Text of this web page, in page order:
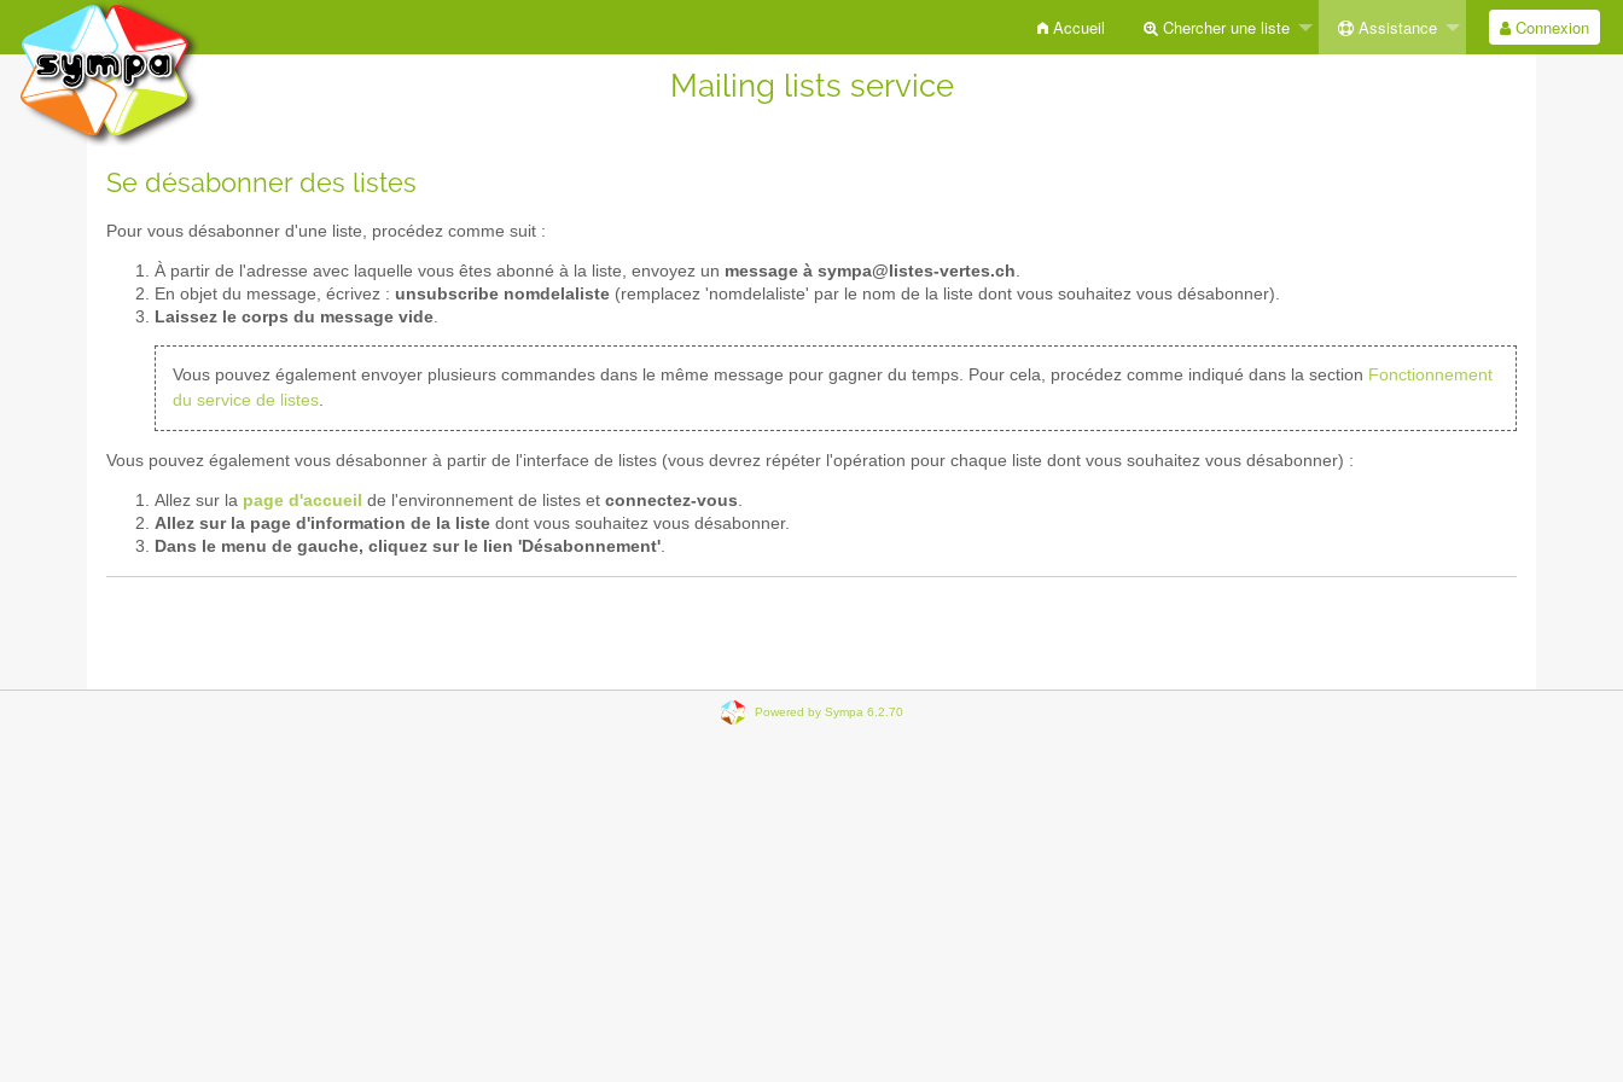
Accueil Chercher une liste Assistance Connexion
Mailing lists service
Se désabonner des listes
Pour vous désabonner d'une liste, procédez comme suit :
À partir de l'adresse avec laquelle vous êtes abonné à la liste, envoyez un message à sympa@listes-vertes.ch.
En objet du message, écrivez : unsubscribe nomdelaliste (remplacez 'nomdelaliste' par le nom de la liste dont vous souhaitez vous désabonner).
Laissez le corps du message vide.
Vous pouvez également envoyer plusieurs commandes dans le même message pour gagner du temps. Pour cela, procédez comme indiqué dans la section Fonctionnement
du service de listes.
Vous pouvez également vous désabonner à partir de l'interface de listes (vous devrez répéter l'opération pour chaque liste dont vous souhaitez vous désabonner) :
Allez sur la page d'accueil de l'environnement de listes et connectez-vous.
Allez sur la page d'information de la liste dont vous souhaitez vous désabonner.
Dans le menu de gauche, cliquez sur le lien 'Désabonnement'.
Powered by Sympa 6.2.70